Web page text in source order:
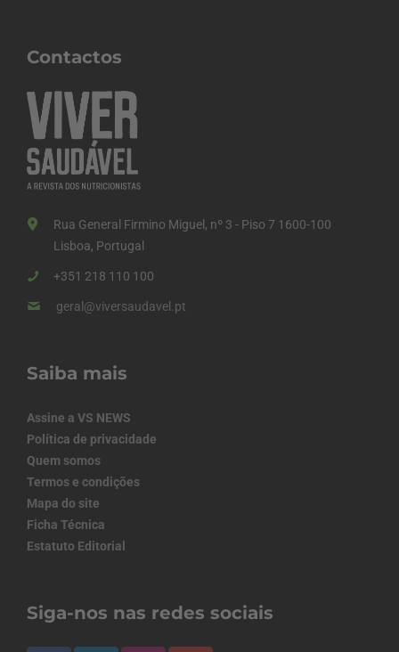
Contactos
Rua General Firmino Miguel, nº 3 - Piso 7 1600-100
Lisboa, Portugal
+351 218 110 100
geral@viversaudavel.pt
Saiba mais
Assine a VS NEWS
Política de privacidade
Quem somos
Termos e condições
Mapa do site
Ficha Técnica
Estatuto Editorial
Siga-nos nas redes sociais